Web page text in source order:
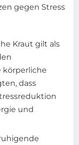
gegen Stress
Kraut gilt als
körperliche
dass
und